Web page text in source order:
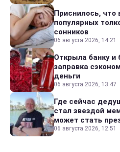
Приснилось, что
популярных
сонников
06 августа 2026, 14:21
Открыла банку и
заправка
деньги
06 августа 2026, 13:47
Где сейчас
стал звездой
может стать
06 августа 2026, 12:51